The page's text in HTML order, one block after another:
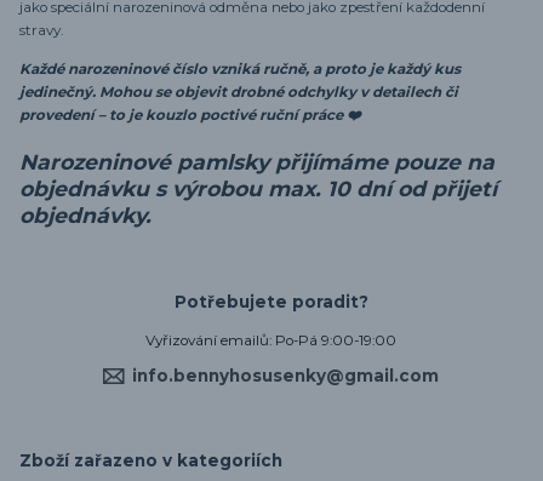
jako speciální narozeninová odměna nebo jako zpestření každodenní
stravy.
Každé narozeninové číslo vzniká ručně, a proto je každý kus
jedinečný. Mohou se objevit drobné odchylky v detailech či
provedení – to je kouzlo poctivé ruční práce ❤️
Narozeninové pamlsky přijímáme pouze na
objednávku s výrobou max. 10 dní od přijetí
objednávky.
Potřebujete poradit?
Vyřizování emailů: Po-Pá 9:00-19:00
info.bennyhosusenky@gmail.com
Zboží zařazeno v kategoriích